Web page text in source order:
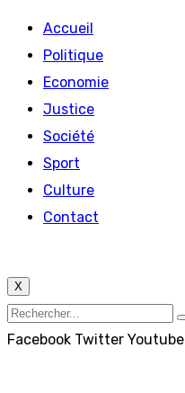
Accueil
Politique
Economie
Justice
Société
Sport
Culture
Contact
X
Facebook Twitter Youtube